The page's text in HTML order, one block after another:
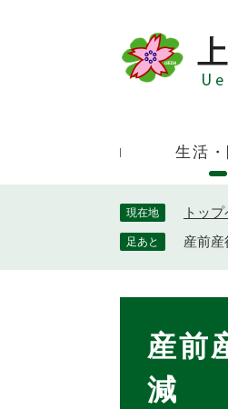
。
生活・
現在地 トッ
足あと 産前
産前
減